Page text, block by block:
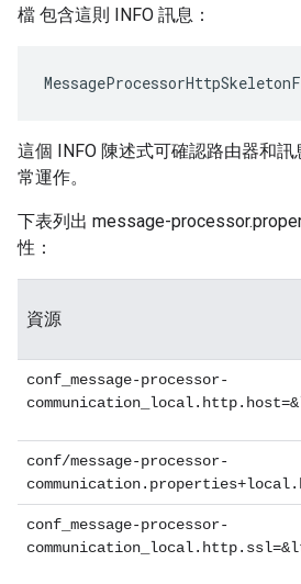
檔 包含這則 INFO 訊息：
這個 INFO 陳述式可確認路由器和
常運作。
下表列出 message-
性：
資源
conf_message-processor-
conf/message-processor-
conf_message-processor-